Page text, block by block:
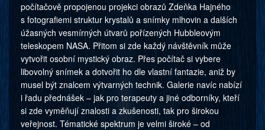
počítačově propojenou projekci obrazů Zdeňka Hajného
s fotografiemi struktur krystalů a snímky mlhovin a dalších
úžasných vesmírných útvarů pořízených Hubbleovým
teleskopem NASA. Přitom si zde každý návštěvník může
vytvořit osobní mystický obraz. Přes počítač si vybere
libovolný snímek a dotvořit ho dle vlastní fantazie, aniž by
musel být znalcem výtvarných technik. Galerie navíc nabízí
i řadu přednášek – jak pro terapeuty a jiné odborníky, kteří
si zde vyměňují znalosti a zkušenosti, tak pro širokou
veřejnost. Tématické spektrum je velmi široké – od